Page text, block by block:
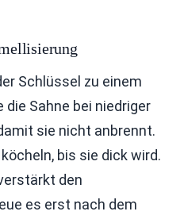
Schlüssel zu einem
Sahne bei niedriger
sie nicht anbrennt.
bis sie dick wird.
den
es erst nach dem